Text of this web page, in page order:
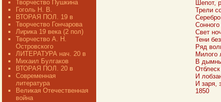
Творчество Пушкина
Гоголь Н. В.
ВТОРАЯ ПОЛ. 19 в
Творчество Гончарова
Лирика 19 века (2 пол)
Творчество А. Н.
Островского
ЛИТЕРАТУРА нач. 20 в
Михаил Булгаков
ВТОРАЯ ПОЛ. 20 в
Современная
литература
Великая Отечественная
война
Шепот,
Трели
Свет
Тени
Ряд
Милого
В
И
И заря,
1850